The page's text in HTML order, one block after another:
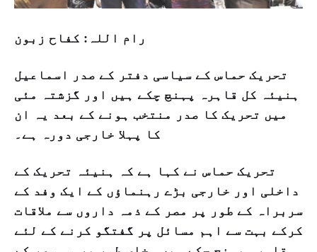
رام اللہ: کفاح زبون
تحریک حماس کے سیاسی دفتر کے صدر اسماعیل
ہنیئہ کل قاہرہ پہنچ چکے ہیں اور گزشتہ مئی
میں تحریک کا صدر منتخب ہونے کے بعد یہ ان
کا پہلا خارجی دورہ ہے۔
تحریک حماس نے کہا ہے کہ ہنیئہ تحریک کے
داخلی اور خارجی بڑے رہنماؤں کے ایک وفد کے
سربراہ کے طور پر مصر کے ذمہ داروں سے ملاقات
کرکے بہت سے اہم مسائل پر گفتگو کرنے کے لئے